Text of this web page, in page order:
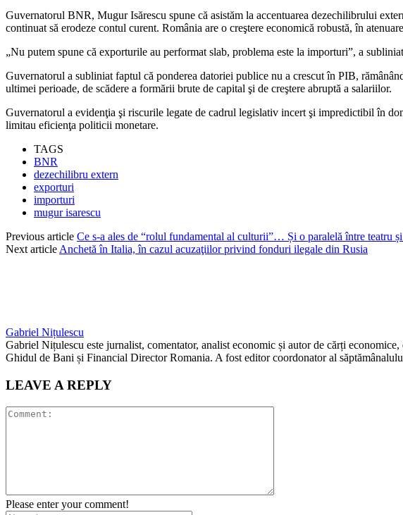
Guvernatorul BNR, Mugur Isărescu spune că asistăm la accentuarea dezechilibrului
continuat să erodeze contul curent. România are o creştere economică robustă, în
„Nu putem spune că exporturile au performat slab, problema este la importuri”, a
Guvernatorul a subliniat faptul că ponderea datoriei publice nu a crescut în PIB,
ultimei perioade, de scădere a formării brute de capital şi de creştere abruptă a salariilor.
Guvernatorul a evidenţia şi riscurile legate de cadrul legislativ incert şi impredictibil în
limitau eficienţa politicii monetare.
TAGS
BNR
dezechilibru extern
exporturi
importuri
mugur isarescu
Previous article Ce s-a ales de “rolul fundamental al culturii”… Și o paralelă între teatru
Next articleAnchetă în Italia, în cazul acuzaţiilor privind fonduri ilegale din Rusia
Gabriel Nițulescu
Gabriel Nițulescu este jurnalist, comentator, analist economic și autor de cărți
Ghidul de Bani și Financial Director Romania. A fost editor coordonator al
LEAVE A REPLY
Please enter your comment!